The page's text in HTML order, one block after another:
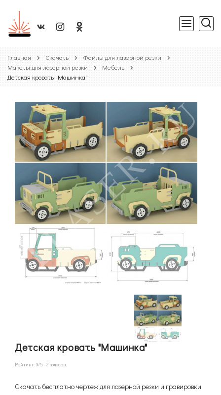
Главная Скачать
Файлы для лазерной резки
Макеты для лазерной резки
Мебель
Детская кровать "Машинка"
Детская кровать "Машинка"
Рейтинг: 3/5 -2 голосов
Скачать бесплатно чертеж для лазерной резки и гравировки